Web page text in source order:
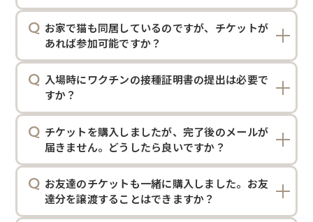
お家で猫も同居しているのですが、チケットが
あれば参加可能ですか？
入場時にワクチンの接種証明書の提出は必要で
すか？
チケットを購入しましたが、完了後のメールが
届きません。どうしたら良いですか？
お友達のチケットも一緒に購入しました。お友
達分を譲渡することはできますか？